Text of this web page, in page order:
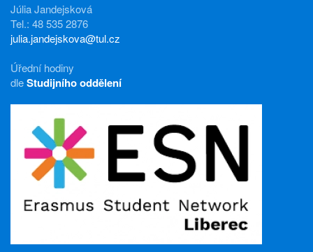
Júlia Jandejsková
Tel.: 48 535 2876
julia.jandejskova@tul.cz
Úřední hodiny
dleStudijního oddělení